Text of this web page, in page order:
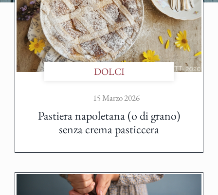
DOLCI
15 Marzo 2026
Pastiera napoletana (o di grano)
senza crema pasticcera